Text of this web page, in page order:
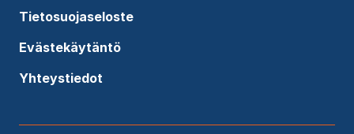
Tietosuojaseloste
Evästekäytäntö
Yhteystiedot